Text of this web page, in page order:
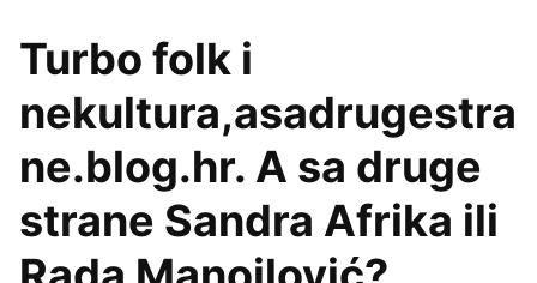
Turbo folk i
nekultura,asadrugestra
ne.blog.hr. A sa druge
strane Sandra Afrika ili